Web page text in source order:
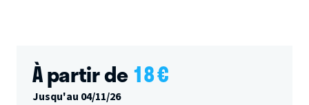
À partir de18€
Jusqu'au 04/11/26